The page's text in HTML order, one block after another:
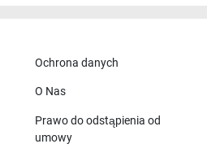
Ochrona danych
O Nas
Prawo do odstąpienia od
umowy